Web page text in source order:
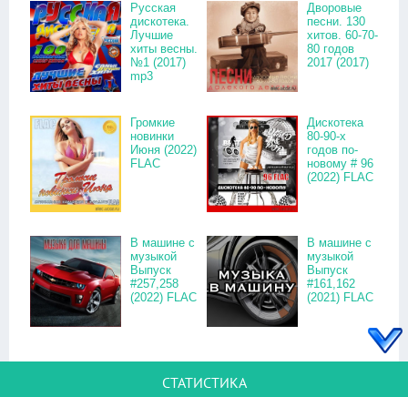
Русская
дискотека.
Лучшие
хиты весны.
№1 (2017)
mp3
Дворовые
песни. 130
хитов. 60-70-
80 годов
2017 (2017)
Громкие
новинки
Июня (2022)
FLAC
Дискотека
80-90-х
годов по-
новому # 96
(2022) FLAC
В машине с
музыкой
Выпуск
#257,258
(2022) FLAC
В машине с
музыкой
Выпуск
#161,162
(2021) FLAC
СТАТИСТИКА